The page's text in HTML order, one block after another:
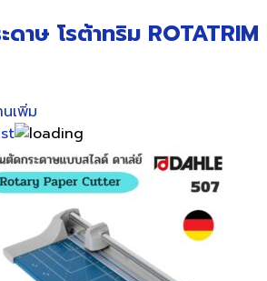
าษ โรต้าทริม ROTATRIM
นเพิ่ม